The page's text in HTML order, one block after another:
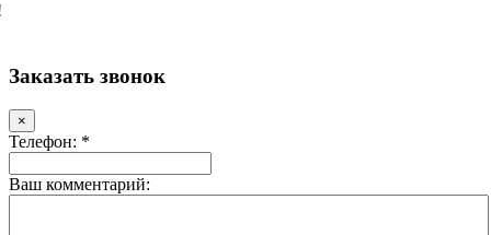
Заказать звонок
×
Телефон: *
Ваш комментарий: